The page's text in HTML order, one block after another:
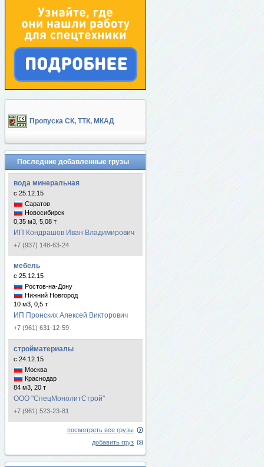
Пропуска СК, ТТК, МКАД
Последние добавленные грузы
вода минеральная
с 25.12.15
Саратов
Новосибирск
0,35 м3, 5,08 т
ИП Кондрашов Иван Владимирович
+7 (937) 148-63-24
мебель
с 25.12.15
Ростов-на-Дону
Нижний Новгород
10 м3, 0,5 т
ИП Пронских Алексей Викторович
+7 (961) 631-12-59
стройматериалы
с 24.12.15
Москва
Краснодар
84 м3, 20 т
ООО "СпецМонолитСтрой"
+7 (961) 523-23-81
посмотреть все грузы
добавить груз